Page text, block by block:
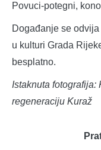
Povuci-potegni,
Događanje se
u kulturi Grada
besplatno.
Istaknuta fotografija:
regeneraciju Kuraž